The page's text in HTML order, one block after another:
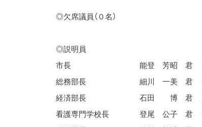
◎欠席議員（０名）
◎説明員
市長
能登 芳昭 君
総務部長
細川 一美 君
経済部長
石田 博 君
看護専門学校長
登尾 公子 君